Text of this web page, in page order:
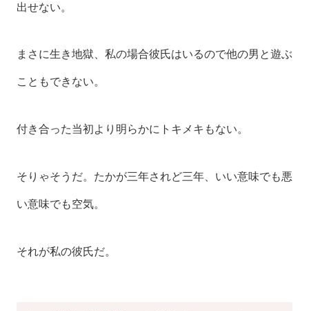
出せない。
まさに生き地獄、私の場合彼氏はいるので他の男と遊ぶ
こともできない。
付き合った当初より明らかにトキメキもない。
そりゃそうだ。たかが三年されど三年、いい意味でも悪
い意味でも空気。
それが私の彼氏だ。